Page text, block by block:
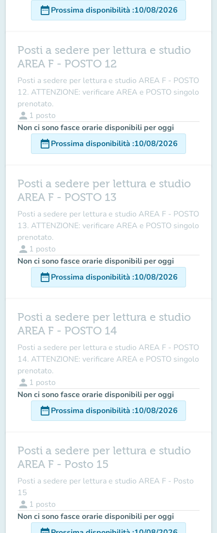
date_rangeProssima disponibilità :10/08/2026
Posti a sedere per lettura e studio
AREA F - POSTO 12
Posti a sedere per lettura e studio AREA F - POSTO
12. ATTENZIONE: verificare AREA e POSTO singolo
prenotato.
person 1 posto
Non ci sono fasce orarie disponibili per oggi
date_rangeProssima disponibilità :10/08/2026
Posti a sedere per lettura e studio
AREA F - POSTO 13
Posti a sedere per lettura e studio AREA F - POSTO
13. ATTENZIONE: verificare AREA e POSTO singolo
prenotato.
person 1 posto
Non ci sono fasce orarie disponibili per oggi
date_rangeProssima disponibilità :10/08/2026
Posti a sedere per lettura e studio
AREA F - POSTO 14
Posti a sedere per lettura e studio AREA F - POSTO
14. ATTENZIONE: verificare AREA e POSTO singolo
prenotato.
person 1 posto
Non ci sono fasce orarie disponibili per oggi
date_rangeProssima disponibilità :10/08/2026
Posti a sedere per lettura e studio
AREA F - Posto 15
Posti a sedere per lettura e studio AREA F - Posto
15
person 1 posto
Non ci sono fasce orarie disponibili per oggi